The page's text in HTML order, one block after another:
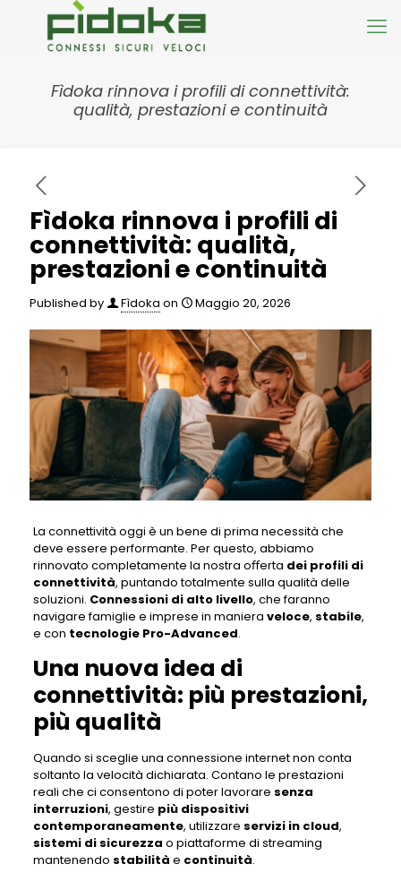
Fìdoka rinnova i profili di connettività:
qualità, prestazioni e continuità
Fìdoka rinnova i profili di
connettività: qualità,
prestazioni e continuità
Published by Fìdoka on Maggio 20, 2026
La connettività oggi è un bene di prima necessità che
deve essere performante. Per questo, abbiamo
rinnovato completamente la nostra oﬀerta dei profili di
connettività, puntando totalmente sulla qualità delle
soluzioni. Connessioni di alto livello, che faranno
navigare famiglie e imprese in maniera veloce, stabile,
e con tecnologie Pro-Advanced.
Una nuova idea di
connettività: più prestazioni,
più qualità
Quando si sceglie una connessione internet non conta
soltanto la velocità dichiarata. Contano le prestazioni
reali che ci consentono di poter lavorare senza
interruzioni, gestire più dispositivi
contemporaneamente, utilizzare servizi in cloud,
sistemi di sicurezza o piattaforme di streaming
mantenendo stabilità e continuità.